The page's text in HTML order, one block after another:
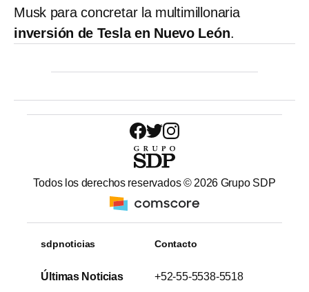
Musk para concretar la multimillonaria
inversión de Tesla en Nuevo León.
Todos los derechos reservados © 2026 Grupo SDP
sdpnoticias
Últimas Noticias
Contacto
+52-55-5538-5518